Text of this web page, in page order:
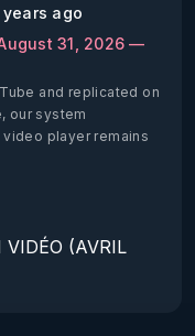
ago
31, 2026 —
and replicated on
our system
player remains
VIDÉO (AVRIL